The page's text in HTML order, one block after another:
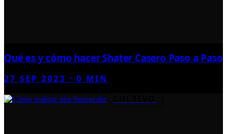
Qué es y cómo hacer Shater Casero Paso a Paso
27 SEP 2023 ·0 MIN